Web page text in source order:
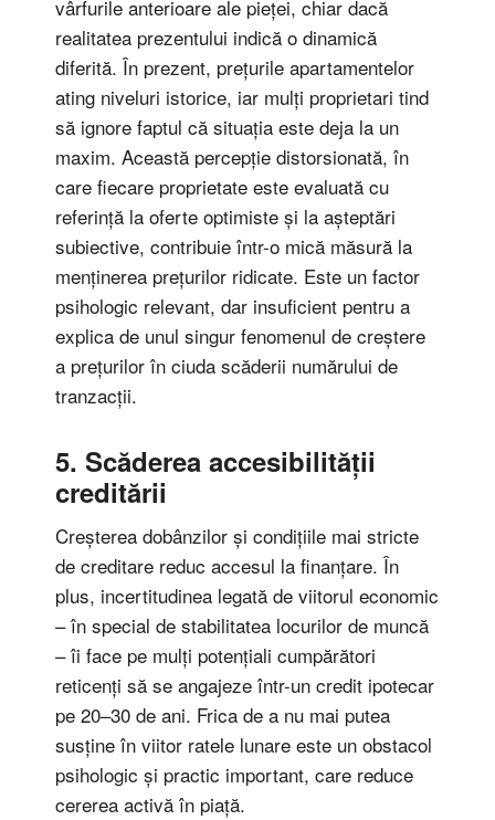
vârfurile anterioare ale pieței, chiar dacă
realitatea prezentului indică o dinamică
diferită. În prezent, prețurile apartamentelor
ating niveluri istorice, iar mulți proprietari tind
să ignore faptul că situația este deja la un
maxim. Această percepție distorsionată, în
care fiecare proprietate este evaluată cu
referință la oferte optimiste și la așteptări
subiective, contribuie într-o mică măsură la
menținerea prețurilor ridicate. Este un factor
psihologic relevant, dar insuficient pentru a
explica de unul singur fenomenul de creștere
a prețurilor în ciuda scăderii numărului de
tranzacții.
5. Scăderea accesibilității
creditării
Creșterea dobânzilor și condițiile mai stricte
de creditare reduc accesul la finanțare. În
plus, incertitudinea legată de viitorul economic
– în special de stabilitatea locurilor de muncă
– îi face pe mulți potențiali cumpărători
reticenți să se angajeze într-un credit ipotecar
pe 20–30 de ani. Frica de a nu mai putea
susține în viitor ratele lunare este un obstacol
psihologic și practic important, care reduce
cererea activă în piață.